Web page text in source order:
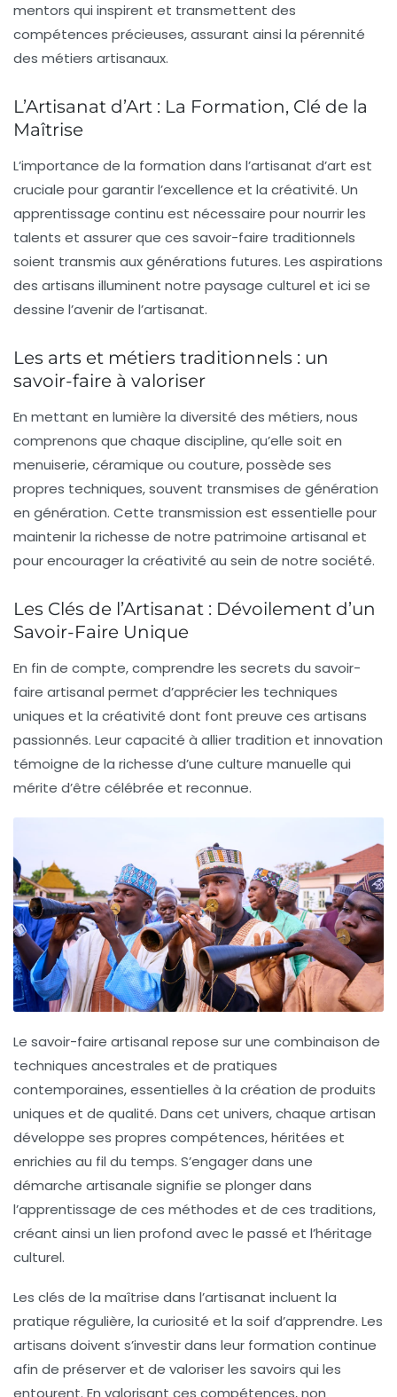
mentors qui inspirent et transmettent des
compétences précieuses, assurant ainsi la pérennité
des métiers artisanaux.
L’Artisanat d’Art : La Formation, Clé de la
Maîtrise
L’importance de la formation dans l’artisanat d’art est
cruciale pour garantir l’excellence et la créativité. Un
apprentissage continu est nécessaire pour nourrir les
talents et assurer que ces savoir-faire traditionnels
soient transmis aux générations futures. Les aspirations
des artisans illuminent notre paysage culturel et ici se
dessine l’avenir de l’artisanat.
Les arts et métiers traditionnels : un
savoir-faire à valoriser
En mettant en lumière la diversité des métiers, nous
comprenons que chaque discipline, qu’elle soit en
menuiserie, céramique ou couture, possède ses
propres techniques, souvent transmises de génération
en génération. Cette transmission est essentielle pour
maintenir la richesse de notre patrimoine artisanal et
pour encourager la créativité au sein de notre société.
Les Clés de l’Artisanat : Dévoilement d’un
Savoir-Faire Unique
En fin de compte, comprendre les secrets du savoir-
faire artisanal permet d’apprécier les techniques
uniques et la créativité dont font preuve ces artisans
passionnés. Leur capacité à allier tradition et innovation
témoigne de la richesse d’une culture manuelle qui
mérite d’être célébrée et reconnue.
Le savoir-faire artisanal repose sur une combinaison de
techniques ancestrales et de pratiques
contemporaines, essentielles à la création de produits
uniques et de qualité. Dans cet univers, chaque artisan
développe ses propres compétences, héritées et
enrichies au fil du temps. S’engager dans une
démarche artisanale signifie se plonger dans
l’apprentissage de ces méthodes et de ces traditions,
créant ainsi un lien profond avec le passé et l’héritage
culturel.
Les clés de la maîtrise dans l’artisanat incluent la
pratique régulière, la curiosité et la soif d’apprendre. Les
artisans doivent s’investir dans leur formation continue
afin de préserver et de valoriser les savoirs qui les
entourent. En valorisant ces compétences, non